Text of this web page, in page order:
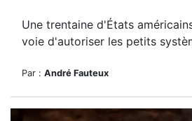
Une trentaine d'États
voie d'autoriser les petits
Par : André Fauteux